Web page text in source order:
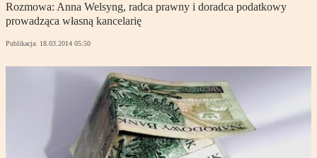
Rozmowa: Anna Welsyng, radca prawny i doradca podatkowy
prowadząca własną kancelarię
Publikacja: 18.03.2014 05:50